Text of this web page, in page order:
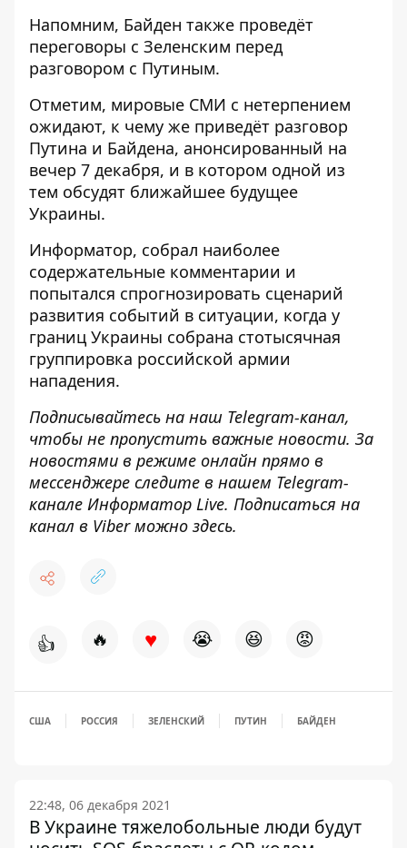
Напомним, Байден также проведёт
переговоры с Зеленским перед
разговором с Путиным.
Отметим, мировые СМИ с нетерпением
ожидают, к чему же приведёт разговор
Путина и Байдена, анонсированный на
вечер 7 декабря, и в котором одной из
тем обсудят ближайшее будущее
Украины.
Информатор, собрал наиболее
содержательные комментарии и
попытался спрогнозировать сценарий
развития событий в ситуации, когда у
границ Украины собрана стотысячная
группировка российской армии
нападения.
Подписывайтесь на наш Telegram-канал,
чтобы не пропустить важные новости. За
новостями в режиме онлайн прямо в
мессенджере следите в нашем Telegram-
канале Информатор Live. Подписаться на
канал в Viber можно здесь.
👍 🔥 ♥ 😭 😆 😡
США РОССИЯ ЗЕЛЕНСКИЙ ПУТИН БАЙДЕН
22:48, 06 декабря 2021
В Украине тяжелобольные люди будут